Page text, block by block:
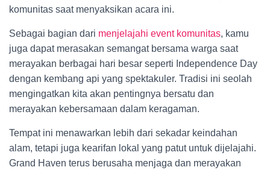
komunitas saat menyaksikan acara ini.
Sebagai bagian dari menjelajahi event komunitas, kamu
juga dapat merasakan semangat bersama warga saat
merayakan berbagai hari besar seperti Independence Day
dengan kembang api yang spektakuler. Tradisi ini seolah
mengingatkan kita akan pentingnya bersatu dan
merayakan kebersamaan dalam keragaman.
Tempat ini menawarkan lebih dari sekadar keindahan
alam, tetapi juga kearifan lokal yang patut untuk dijelajahi.
Grand Haven terus berusaha menjaga dan merayakan